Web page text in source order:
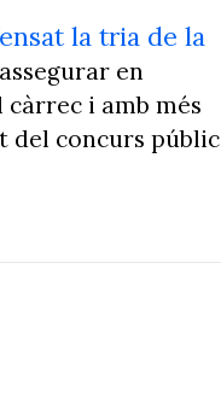
la tria de la
en
i amb més
del concurs públic